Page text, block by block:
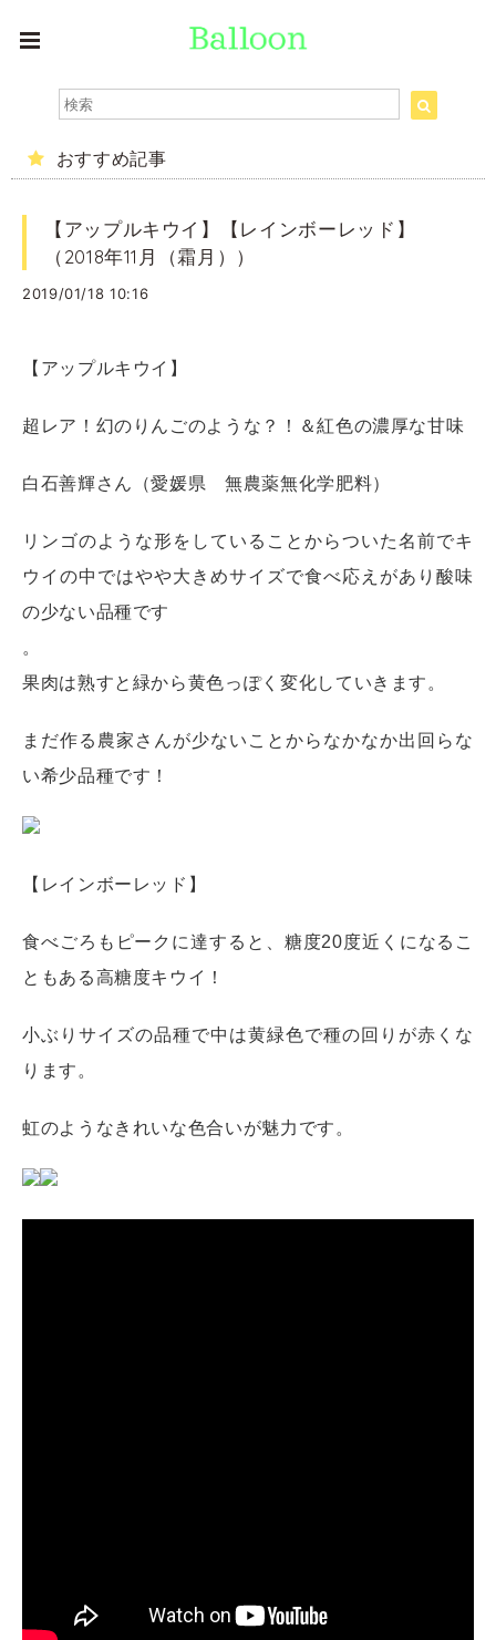
おすすめ記事
【アップルキウイ】【レインボーレッド】
（2018年11月（霜月））
2019/01/18 10:16
【アップルキウイ】
超レア！幻のりんごのような？！＆紅色の濃厚な甘味
白石善輝さん（愛媛県 無農薬無化学肥料）
リンゴのような形をしていることからついた名前でキ
ウイの中ではやや大きめサイズで食べ応えがあり酸味
の少ない品種です
。
果肉は熟すと緑から黄色っぽく変化していきます。
まだ作る農家さんが少ないことからなかなか出回らな
い希少品種です！
【レインボーレッド】
食べごろもピークに達すると、糖度20度近くになるこ
ともある高糖度キウイ！
小ぶりサイズの品種で中は黄緑色で種の回りが赤くな
ります。
虹のようなきれいな色合いが魅力です。